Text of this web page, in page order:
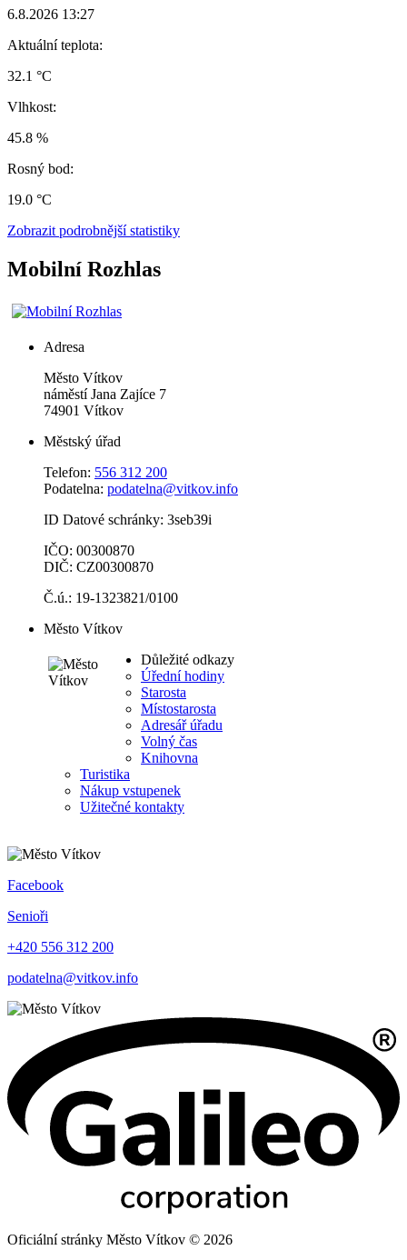
6.8.2026 13:27
Aktuální teplota:
32.1 °C
Vlhkost:
45.8 %
Rosný bod:
19.0 °C
Zobrazit podrobnější statistiky
Mobilní Rozhlas
Adresa
Město Vítkov
náměstí Jana Zajíce 7
74901 Vítkov
Městský úřad
Telefon: 556 312 200
Podatelna: podatelna@vitkov.info
ID Datové schránky: 3seb39i
IČO: 00300870
DIČ: CZ00300870
Č.ú.: 19-1323821/0100
Město Vítkov
Důležité odkazy
Úřední hodiny
Starosta
Místostarosta
Adresář úřadu
Volný čas
Knihovna
Turistika
Nákup vstupenek
Užitečné kontakty
Facebook
Senioři
+420 556 312 200
podatelna@vitkov.info
Oficiální stránky Město Vítkov © 2026